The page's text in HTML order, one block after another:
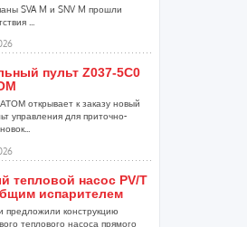
SVA M и SNV M прошли
...
пульт Z037-5C0
открывает к заказу новый
управления для приточно-
тепловой насос PV/T
испарителем
предложили конструкцию
теплового насоса прямого